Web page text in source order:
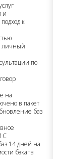
и
к
личный
по
на
в пакет
баз
14 дней на
бэкапа